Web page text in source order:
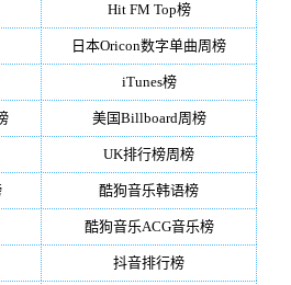
Hit FM Top榜
日本Oricon数字单曲周榜
iTunes榜
美国Billboard周榜
UK排行榜周榜
酷狗音乐韩语榜
酷狗音乐ACG音乐榜
抖音排行榜